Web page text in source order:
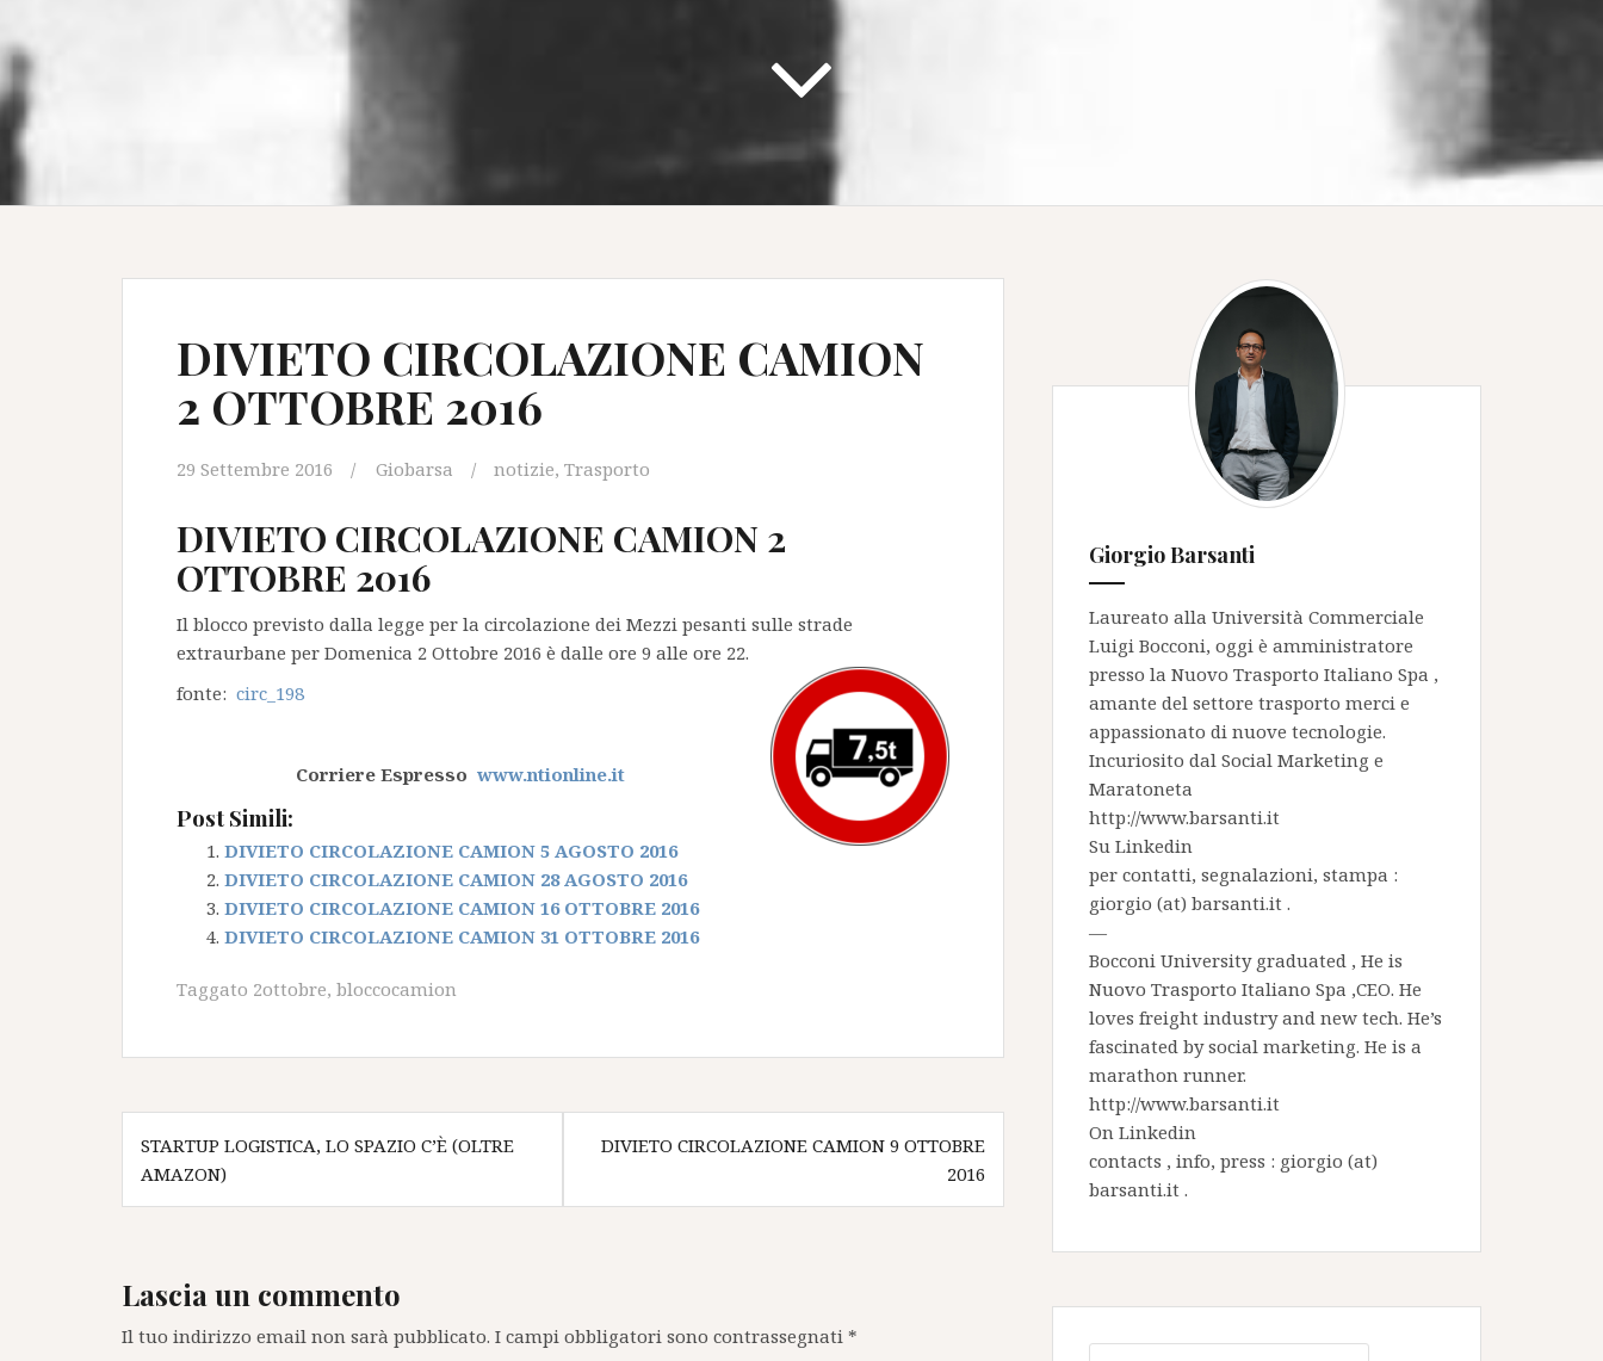
DIVIETO CIRCOLAZIONE CAMION
2 OTTOBRE 2016
29 Settembre 2016 Giobarsa notizie, Trasporto
DIVIETO CIRCOLAZIONE CAMION 2
OTTOBRE 2016
Il blocco previsto dalla legge per la circolazione dei Mezzi pesanti sulle strade
extraurbane per Domenica 2 Ottobre 2016 è dalle ore 9 alle ore 22.
fonte: circ_198
Corriere Espresso www.ntionline.it
Post Simili:
DIVIETO CIRCOLAZIONE CAMION 5 AGOSTO 2016
DIVIETO CIRCOLAZIONE CAMION 28 AGOSTO 2016
DIVIETO CIRCOLAZIONE CAMION 16 OTTOBRE 2016
DIVIETO CIRCOLAZIONE CAMION 31 OTTOBRE 2016
Taggato 2ottobre, bloccocamion
Navigazione
articoli
STARTUP LOGISTICA, LO SPAZIO C’È (OLTRE
AMAZON)
DIVIETO CIRCOLAZIONE CAMION 9 OTTOBRE
2016
Lascia un commento
Il tuo indirizzo email non sarà pubblicato. I campi obbligatori sono contrassegnati *
Giorgio Barsanti
Laureato alla Università Commerciale
Luigi Bocconi, oggi è amministratore
presso la Nuovo Trasporto Italiano Spa ,
amante del settore trasporto merci e
appassionato di nuove tecnologie.
Incuriosito dal Social Marketing e
Maratoneta
http://www.barsanti.it
Su Linkedin
per contatti, segnalazioni, stampa :
giorgio (at) barsanti.it .
—
Bocconi University graduated , He is
Nuovo Trasporto Italiano Spa ,CEO. He
loves freight industry and new tech. He’s
fascinated by social marketing. He is a
marathon runner.
http://www.barsanti.it
On Linkedin
contacts , info, press : giorgio (at)
barsanti.it .